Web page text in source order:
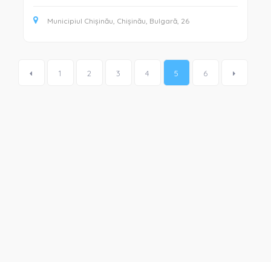
Municipiul Chișinău, Chișinău, Bulgară, 26
1 2 3 4 5 6